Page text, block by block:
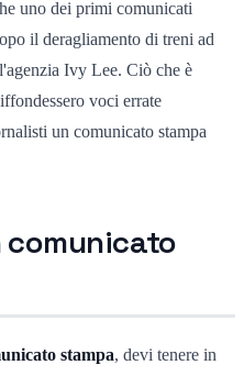
uno dei primi comunicati
il deragliamento di treni ad
Ivy Lee. Ciò che è
voci errate
un comunicato stampa
comunicato
stampa, devi tenere in